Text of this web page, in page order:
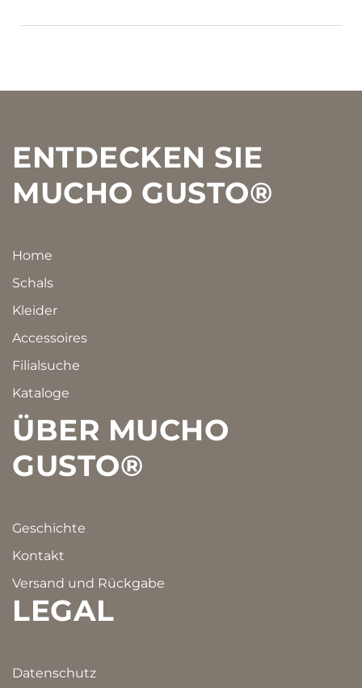
Footer
ENTDECKEN SIE
MUCHO GUSTO®
Home
Schals
Kleider
Accessoires
Filialsuche
Kataloge
ÜBER MUCHO
GUSTO®
Geschichte
Kontakt
Versand und Rückgabe
LEGAL
Datenschutz